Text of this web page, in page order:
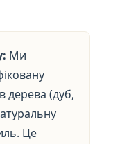
Ми
дерева (дуб,
Це